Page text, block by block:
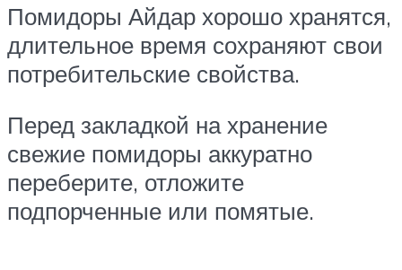
Помидоры Айдар хорошо хранятся,
длительное время сохраняют свои
потребительские свойства.
Перед закладкой на хранение
свежие помидоры аккуратно
переберите, отложите
подпорченные или помятые.